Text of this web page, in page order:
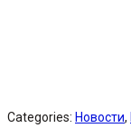
Categories: Новости,